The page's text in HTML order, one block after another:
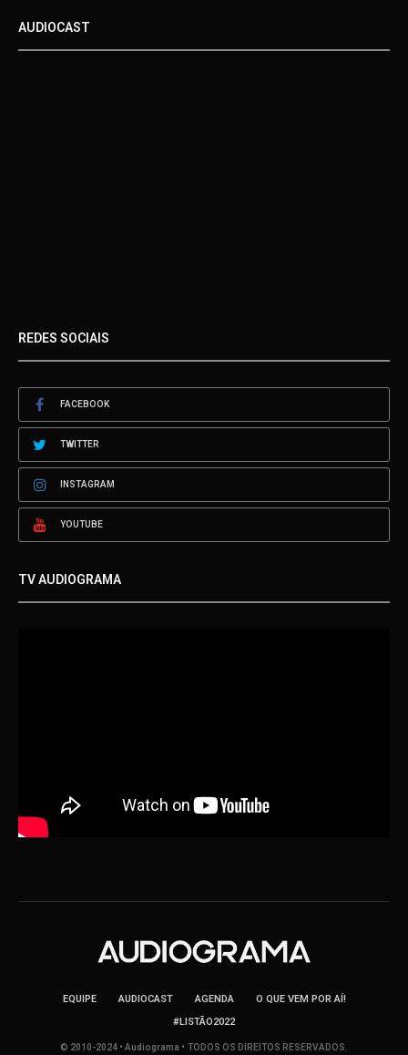
AUDIOCAST
REDES SOCIAIS
FACEBOOK
TWITTER
INSTAGRAM
YOUTUBE
TV AUDIOGRAMA
EQUIPE AUDIOCAST AGENDA
O QUE VEM POR AÍ!
#LISTÃO2022
© 2010-2024 • Audiograma • TODOS OS DIREITOS RESERVADOS.